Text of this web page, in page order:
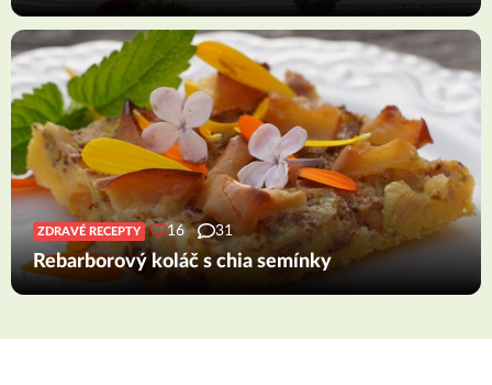
ZDRAVÉ RECEPTY 16 31
Rebarborový koláč s chia semínky